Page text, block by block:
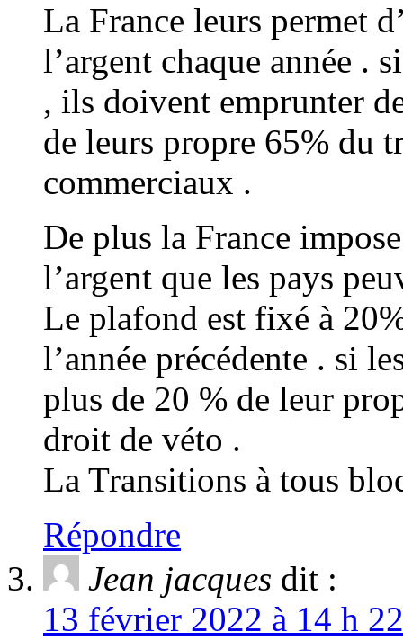
La France leurs permet
l’argent chaque année .
, ils doivent emprunter
de leurs propre 65% du
commerciaux .
De plus la France
l’argent que les pays
Le plafond est fixé à
l’année précédente . si
plus de 20 % de leur
droit de véto .
La Transitions à tous
Répondre
Jean jacques dit :
13 février 2022 à 14 h